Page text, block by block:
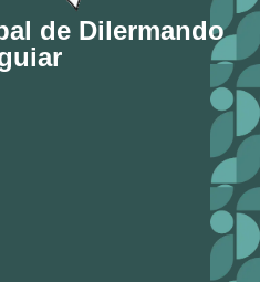
de Dilermando